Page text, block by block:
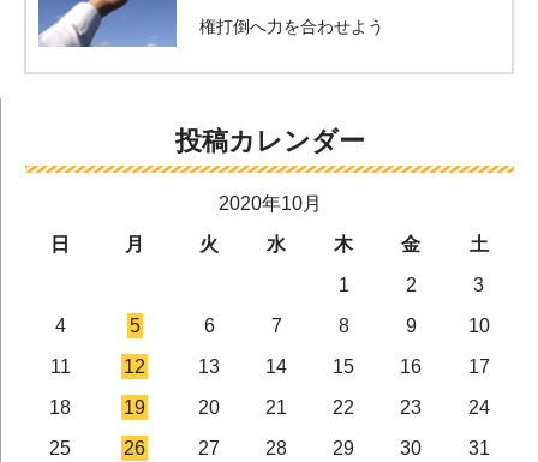
権打倒へ力を合わせよう
投稿カレンダー
2020年10月
日
月 火 水 木 金
土
1
2
3
4
5 6 7 8 9
10
11
12 13 14 15 16
17
18
19 20 21 22 23
24
25
26 27 28 29 30
31